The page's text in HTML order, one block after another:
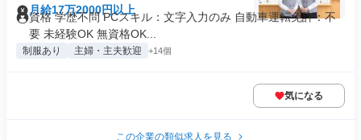
月給17万2000円以上
資格 学歴不問 PCスキル：文字入力のみ 自動車運転免許：不
要 未経験OK 無資格OK...
制服あり 主婦・主夫歓迎 +14個
気になる
この企業の類似求人を見る